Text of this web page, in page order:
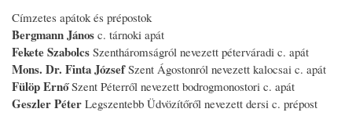
Címzetes apátok és prépostok
Bergmann János c. tárnoki apát
Fekete Szabolcs Szentháromságról nevezett péterváradi c. apát
Mons. Dr. Finta JózsefSzent Ágostonról nevezett kalocsai c. apát
Fülöp ErnőSzent Péterről nevezett bodrogmonostori c. apát
Geszler Péter Legszentebb Üdvözítőről nevezett dersi c. prépost